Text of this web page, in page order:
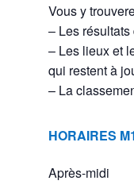
Vous y
– Les
– Les lieux et
qui restent à
– La
HORAIRES
Après-midi